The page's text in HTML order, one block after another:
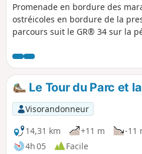
Promenade en bordure des
ostréicoles en bordure de la
parcours suit le GR® 34 sur la
Le Tour du Parc et
Visorandonneur
14,31 km
+11 m
-11
4h 05
Facile